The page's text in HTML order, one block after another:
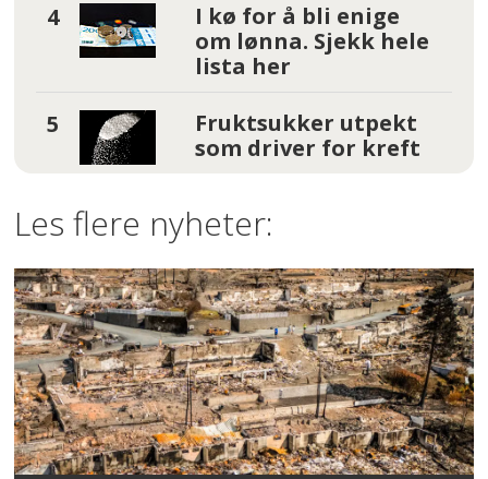
I kø for å bli enige
om lønna. Sjekk hele
lista her
Fruktsukker utpekt
som driver for kreft
Les flere nyheter: